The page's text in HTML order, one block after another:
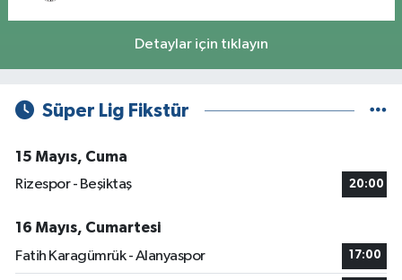
Detaylar için tıklayın
Süper Lig Fikstür
15 Mayıs, Cuma
Rizespor - Beşiktaş
20:00
16 Mayıs, Cumartesi
Fatih Karagümrük - Alanyaspor
17:00